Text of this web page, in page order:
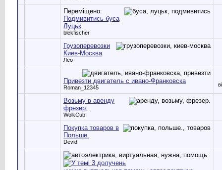
Переміщено:
Подмивитись буса
Луцьк
blekfischer
Грузоперевозки
Киев-Москва
Лео
Привезти двигатель с ивано-Франковска
Roman_12345
Возьму в аренду
фрезер.
WolkCub
Покупка товаров в
Польше.
Devid